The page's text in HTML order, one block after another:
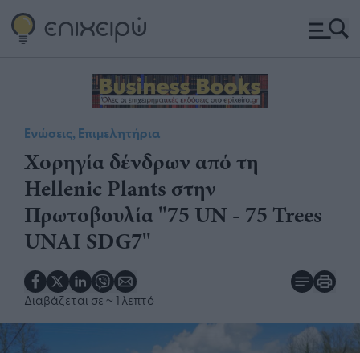
Ενώσεις, Επιμελητήρια
Χορηγία δένδρων από τη
Hellenic Plants στην
Πρωτοβουλία "75 UN - 75 Trees
UNAI SDG7"
Διαβάζεται σε ~ 1 λεπτό